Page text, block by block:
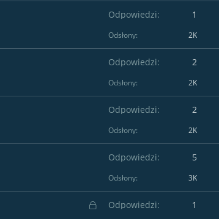
Odpowiedzi 1
Odsłony 2K
Odpowiedzi 2
Odsłony 2K
Odpowiedzi 2
Odsłony 2K
Odpowiedzi 5
Odsłony 3K
Z
a
Odpowiedzi 1